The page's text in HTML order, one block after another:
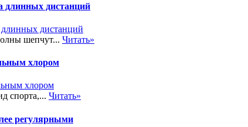
длинных дистанций
шепчут... Читать»
хлором
спорта,... Читать»
регулярными